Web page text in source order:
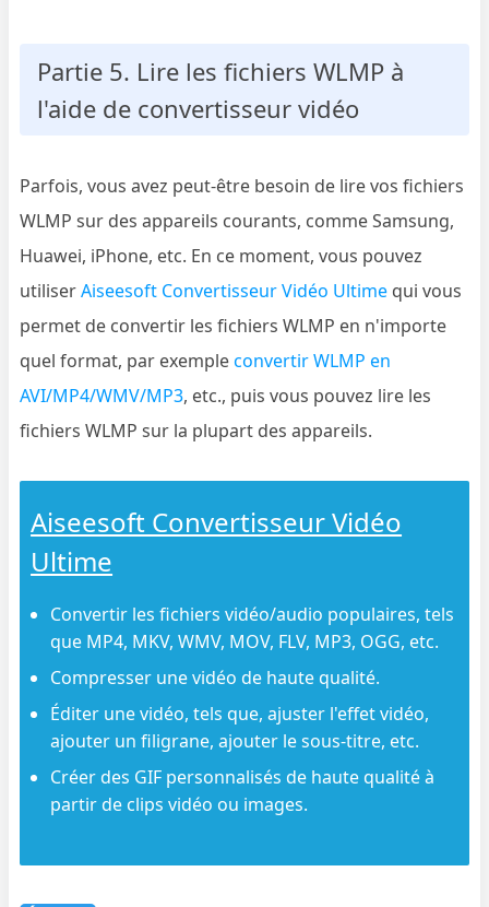
Partie 5. Lire les fichiers WLMP à
l'aide de convertisseur vidéo
Parfois, vous avez peut-être besoin de lire vos fichiers
WLMP sur des appareils courants, comme Samsung,
Huawei, iPhone, etc. En ce moment, vous pouvez
utiliserAiseesoft Convertisseur Vidéo Ultime qui vous
permet de convertir les fichiers WLMP en n'importe
quel format, par exempleconvertir WLMP en
AVI/MP4/WMV/MP3, etc., puis vous pouvez lire les
fichiers WLMP sur la plupart des appareils.
Aiseesoft Convertisseur Vidéo
Ultime
Convertir les fichiers vidéo/audio populaires, tels
que MP4, MKV, WMV, MOV, FLV, MP3, OGG, etc.
Compresser une vidéo de haute qualité.
Éditer une vidéo, tels que, ajuster l'effet vidéo,
ajouter un filigrane, ajouter le sous-titre, etc.
Créer des GIF personnalisés de haute qualité à
partir de clips vidéo ou images.